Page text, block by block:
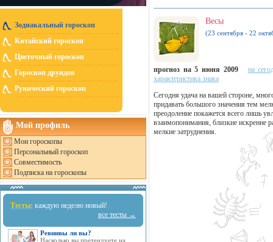
Зодиакальный гороскоп
Китайский гороскоп
Цветочный гороскоп
Гороскоп друидов
Рунический гороскоп
Мой профиль
Мои гороскопы
Персональный гороскоп
Совместимость
Подписка на гороскопы
Тесты: каждую неделю новый!
все тесты →
Ревнивы ли вы?
Насколько вы претендуете на
Весы
(23 сентября - 22
прогноз на 5 июня 2009
на
характеристика знака
Сегодня удача на вашей стороне,
придавать большого значения тем
преодоление покажется всего лишь
взаимопонимания, близкие искренне
мелкие затруднения.